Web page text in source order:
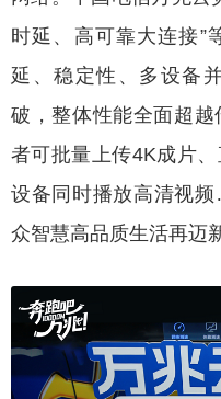
时延、高可靠大连接”
延、稳定性、多设备
破，整体性能全面超
者可批量上传4K成片
设备同时播放高清视
众智慧高品质生活再迈